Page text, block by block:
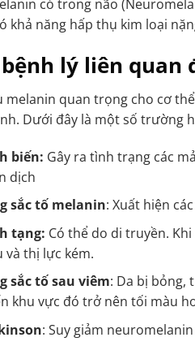
có trong não
khả năng hấp thụ kim loại
bệnh lý liên
melanin quan trọng cho cơ
Dưới đây là một số trường
biến: Gây ra tình trạng các
dịch
sắc tố melanin: Xuất hiện
tạng: Có thể do di truyền.
và thị lực kém.
sắc tố sau viêm: Da bị bỏng,
khu vực đó trở nên tối màu
: Suy giảm